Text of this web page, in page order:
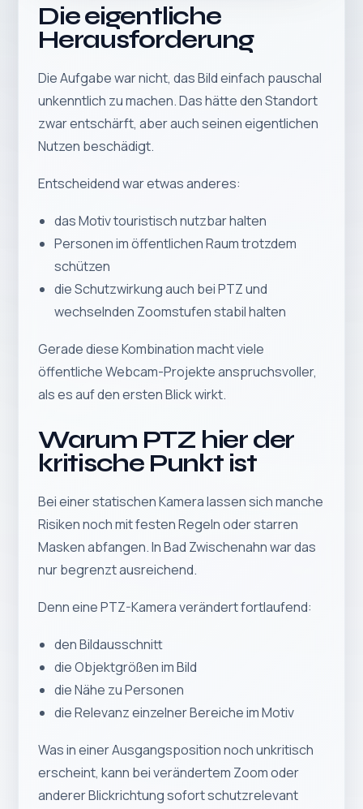
Die eigentliche
Herausforderung
Die Aufgabe war nicht, das Bild einfach pauschal
unkenntlich zu machen. Das hätte den Standort
zwar entschärft, aber auch seinen eigentlichen
Nutzen beschädigt.
Entscheidend war etwas anderes:
das Motiv touristisch nutzbar halten
Personen im öffentlichen Raum trotzdem
schützen
die Schutzwirkung auch bei PTZ und
wechselnden Zoomstufen stabil halten
Gerade diese Kombination macht viele
öffentliche Webcam-Projekte anspruchsvoller,
als es auf den ersten Blick wirkt.
Warum PTZ hier der
kritische Punkt ist
Bei einer statischen Kamera lassen sich manche
Risiken noch mit festen Regeln oder starren
Masken abfangen. In Bad Zwischenahn war das
nur begrenzt ausreichend.
Denn eine PTZ-Kamera verändert fortlaufend:
den Bildausschnitt
die Objektgrößen im Bild
die Nähe zu Personen
die Relevanz einzelner Bereiche im Motiv
Was in einer Ausgangsposition noch unkritisch
erscheint, kann bei verändertem Zoom oder
anderer Blickrichtung sofort schutzrelevant